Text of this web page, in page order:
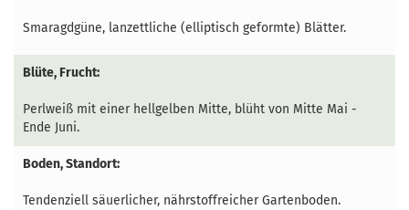
Smaragdgüne, lanzettliche (elliptisch geformte) Blätter.
Blüte, Frucht:
Perlweiß mit einer hellgelben Mitte, blüht von Mitte Mai -
Ende Juni.
Boden, Standort:
Tendenziell säuerlicher, nährstoffreicher Gartenboden.